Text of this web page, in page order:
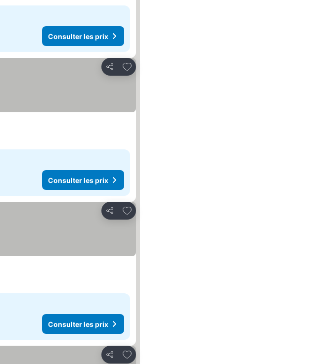
Consulter les prix
Partager
Ajouter à mes favoris
Consulter les prix
Partager
Ajouter à mes favoris
Consulter les prix
Partager
Ajouter à mes favoris